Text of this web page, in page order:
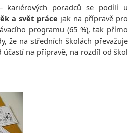
kariérových poradců se podílí u
a svět práce jak na přípravě pro
programu (65 %), tak přímo
že na středních školách převažuje
účastí na přípravě, na rozdíl od škol